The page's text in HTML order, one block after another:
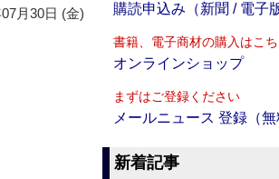
月30日 (金) 購読申込み（新聞 / 電子
書籍、電子商材の購入はこち
オンラインショップ
まずはご登録ください
メールニュース 登録（無
新着記事